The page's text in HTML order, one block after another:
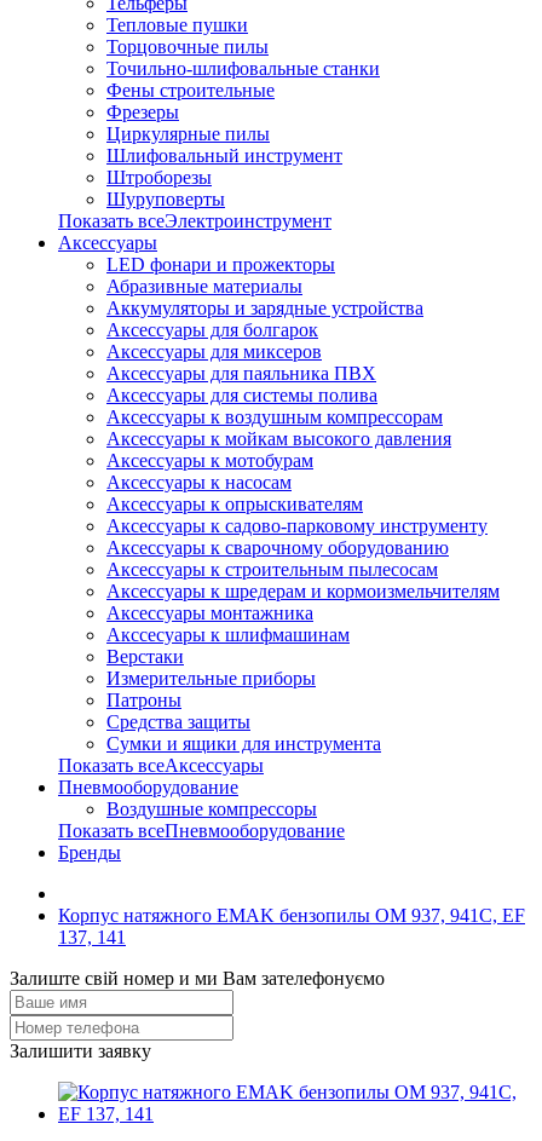
Тепловые пушки
Торцовочные пилы
Точильно-шлифовальные станки
Фены строительные
Фрезеры
Циркулярные пилы
Шлифовальный инструмент
Штроборезы
Шуруповерты
Показать всеЭлектроинструмент
Аксессуары
LED фонари и прожекторы
Абразивные материалы
Аккумуляторы и зарядные устройства
Аксессуары для болгарок
Аксессуары для миксеров
Аксессуары для паяльника ПВХ
Аксессуары для системы полива
Аксессуары к воздушным компрессорам
Аксессуары к мойкам высокого давления
Аксессуары к мотобурам
Аксессуары к насосам
Аксессуары к опрыскивателям
Аксессуары к садово-парковому инструменту
Аксессуары к сварочному оборудованию
Аксессуары к строительным пылесосам
Аксессуары к шредерам и кормоизмельчителям
Аксессуары монтажника
Акссесуары к шлифмашинам
Верстаки
Измерительные приборы
Патроны
Средства защиты
Сумки и ящики для инструмента
Показать всеАксессуары
Пневмооборудование
Воздушные компрессоры
Показать всеПневмооборудование
Бренды
Корпус натяжного EMAK бензопилы OM 937, 941С, EF
137, 141
Залиште свій номер и ми Вам зателефонуємо
Залишити заявку